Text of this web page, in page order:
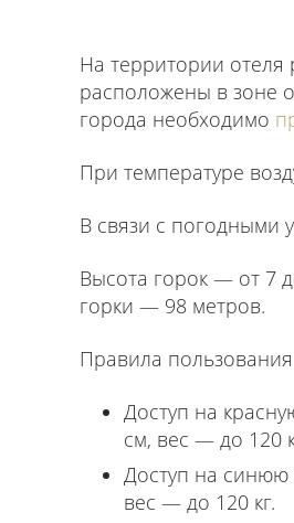
На территории
расположены в зоне
города необходимо
При температуре
В связи с погодными
Высота горок — от 7
горки — 98 метров.
Правила
Доступ на
см, вес — до 120
Доступ на синюю
вес — до 120 кг.